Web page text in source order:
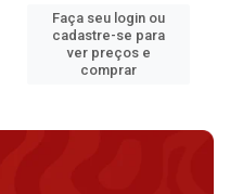
Faça seu login ou
cadastre-se para
ver preços e
comprar